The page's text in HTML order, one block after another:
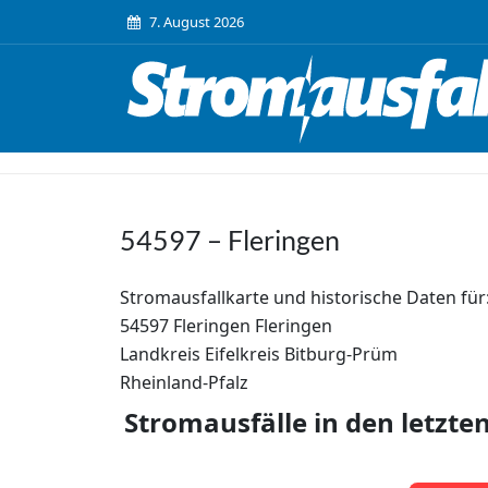
7. August 2026
54597 – Fleringen
Stromausfallkarte und historische Daten
54597 Fleringen Fleringen
Landkreis Eifelkreis Bitburg-Prüm
Rheinland-Pfalz
Stromausfälle in den